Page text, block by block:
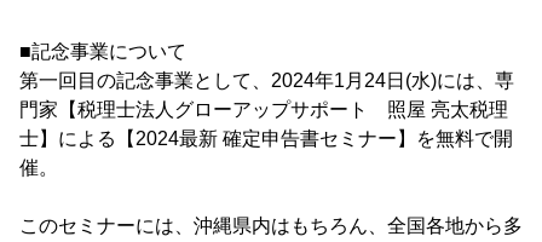
■記念事業について
第一回目の記念事業として、2024年1月24日(水)には、専
門家【税理士法人グローアップサポート 照屋 亮太税理
士】による【2024最新 確定申告書セミナー】を無料で開
催。
このセミナーには、沖縄県内はもちろん、全国各地から多